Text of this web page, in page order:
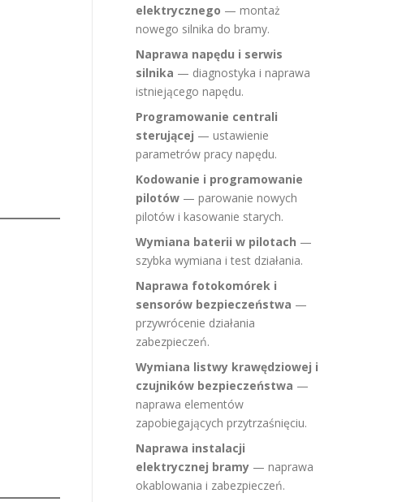
elektrycznego — montaż
nowego silnika do bramy.
Naprawa napędu i serwis
silnika — diagnostyka i naprawa
istniejącego napędu.
Programowanie centrali
sterującej — ustawienie
parametrów pracy napędu.
Kodowanie i programowanie
pilotów — parowanie nowych
pilotów i kasowanie starych.
Wymiana baterii w pilotach —
szybka wymiana i test działania.
Naprawa fotokomórek i
sensorów bezpieczeństwa —
przywrócenie działania
zabezpieczeń.
Wymiana listwy krawędziowej i
czujników bezpieczeństwa —
naprawa elementów
zapobiegających przytrzaśnięciu.
Naprawa instalacji
elektrycznej bramy — naprawa
okablowania i zabezpieczeń.